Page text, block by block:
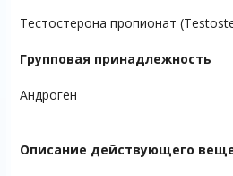
Тестостерона пропионат
Групповая принадлежность
Андроген
Описание действующего